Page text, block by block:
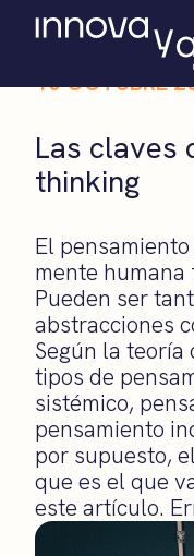
10 OCTUBRE
Las claves
thinking
El
mente
Pueden ser
abstracciones
Según la
tipos de
sistémico,
pensamiento
por supuesto,
que es el que
este artículo.